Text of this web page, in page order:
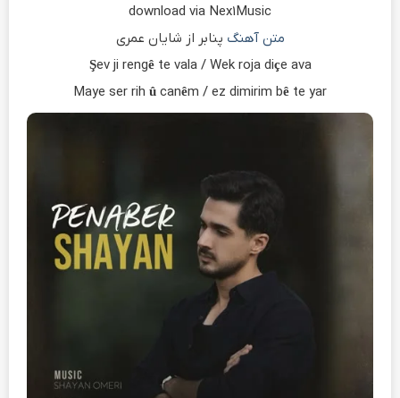
download via Nex1Music
متن آهنگ پنابر از شایان عمری
Şev ji rengê te vala / Wek roja diçe ava
Maye ser rih û canêm / ez dimirim bê te yar